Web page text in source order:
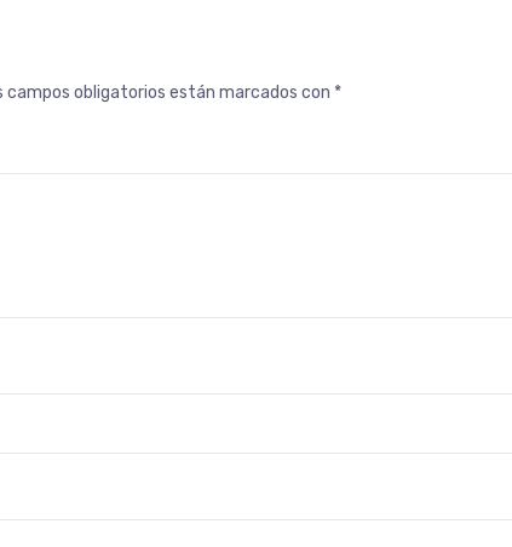
campos obligatorios están marcados con *